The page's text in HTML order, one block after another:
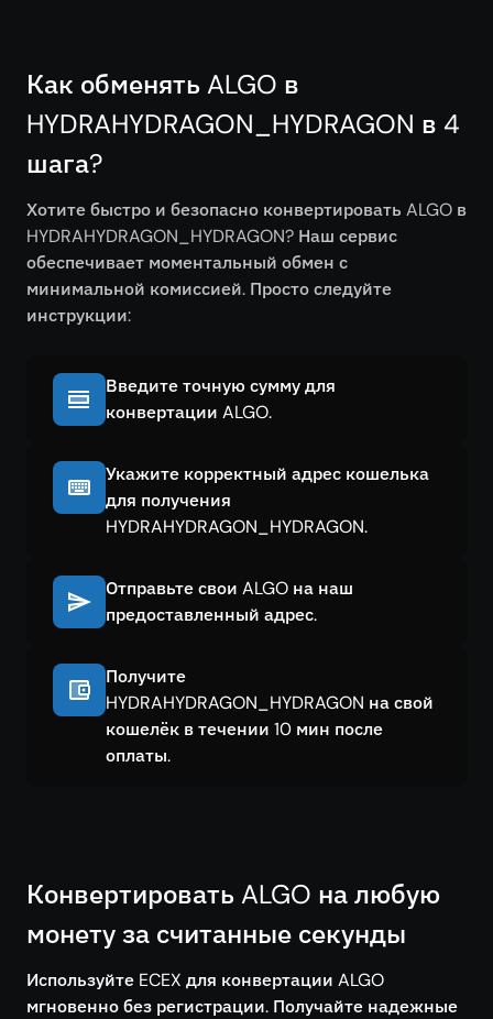
Как обменять ALGO в
HYDRAHYDRAGON_HYDRAGON в 4
шага?
Хотите быстро и безопасно конвертировать ALGO в
HYDRAHYDRAGON_HYDRAGON? Наш сервис
обеспечивает моментальный обмен с
минимальной комиссией. Просто следуйте
инструкции:
Введите точную сумму для
конвертации ALGO.
Укажите корректный адрес кошелька
для получения
HYDRAHYDRAGON_HYDRAGON.
Отправьте свои ALGO на наш
предоставленный адрес.
Получите
HYDRAHYDRAGON_HYDRAGON на свой
кошелёк в течении 10 мин после
оплаты.
Конвертировать ALGO на любую
монету за считанные секунды
Используйте ECEX для конвертации ALGO
мгновенно без регистрации. Получайте надежные